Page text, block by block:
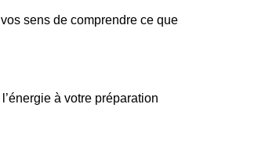
sens de comprendre ce que
à votre préparation